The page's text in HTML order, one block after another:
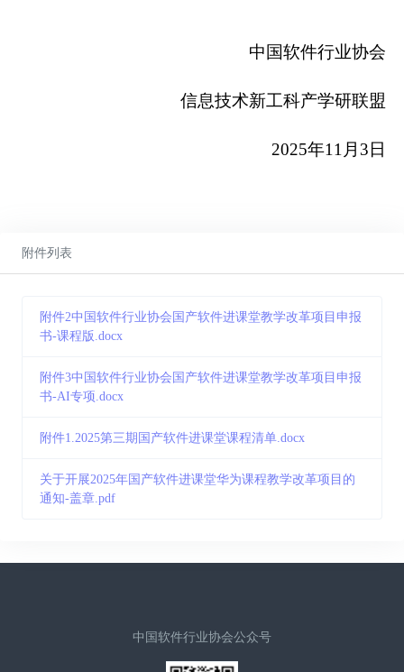
中国软件行业协会
信息技术新工科产学研联盟
2025年11月3日
附件列表
附件2中国软件行业协会国产软件进课堂教学改革项目申报
书-课程版.docx
附件3中国软件行业协会国产软件进课堂教学改革项目申报
书-AI专项.docx
附件1.2025第三期国产软件进课堂课程清单.docx
关于开展2025年国产软件进课堂华为课程教学改革项目的
通知-盖章.pdf
中国软件行业协会公众号